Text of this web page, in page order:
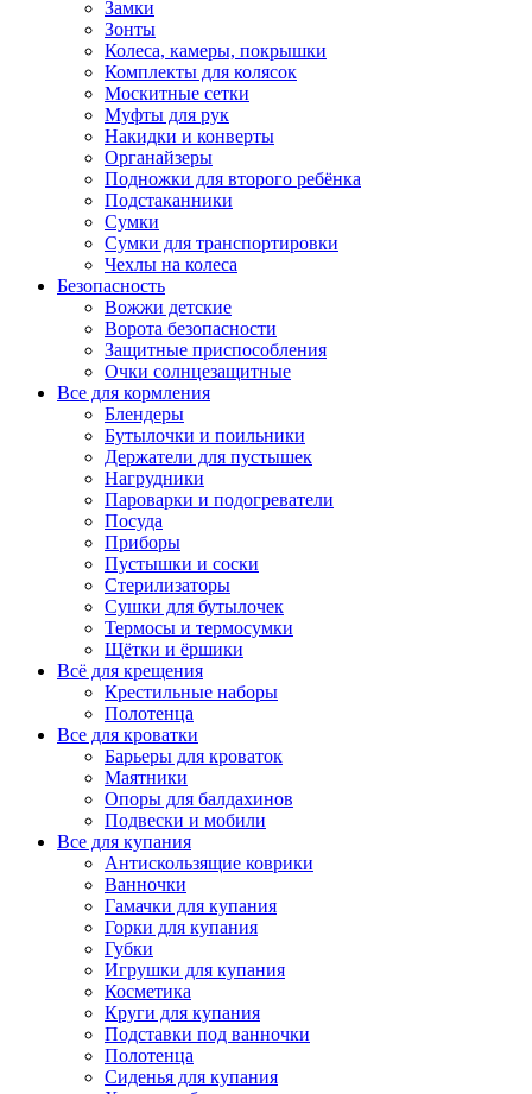
Замки
Зонты
Колеса, камеры, покрышки
Комплекты для колясок
Москитные сетки
Муфты для рук
Накидки и конверты
Органайзеры
Подножки для второго ребёнка
Подстаканники
Сумки
Сумки для транспортировки
Чехлы на колеса
Безопасность
Вожжи детские
Ворота безопасности
Защитные приспособления
Очки солнцезащитные
Все для кормления
Блендеры
Бутылочки и поильники
Держатели для пустышек
Нагрудники
Пароварки и подогреватели
Посуда
Приборы
Пустышки и соски
Стерилизаторы
Сушки для бутылочек
Термосы и термосумки
Щётки и ёршики
Всё для крещения
Крестильные наборы
Полотенца
Все для кроватки
Барьеры для кроваток
Маятники
Опоры для балдахинов
Подвески и мобили
Все для купания
Антискользящие коврики
Ванночки
Гамачки для купания
Горки для купания
Губки
Игрушки для купания
Косметика
Круги для купания
Подставки под ванночки
Полотенца
Сиденья для купания